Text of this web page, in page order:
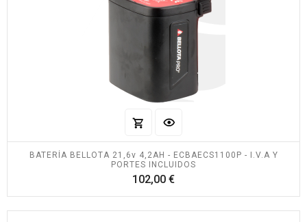
BATERÍA BELLOTA 21,6v 4,2AH - ECBAECS1100P - I.V.A Y
PORTES INCLUIDOS
102,00 €Precio